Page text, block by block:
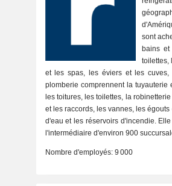
sont
bains
toilettes,
et les spas, les éviers et les
plomberie comprennent la tuyauterie
les toitures, les toilettes, la
et les raccords, les vannes, les
d'eau et les réservoirs d'incendie.
l'intermédiaire d'environ 900
Nombre d'employés: 9 000